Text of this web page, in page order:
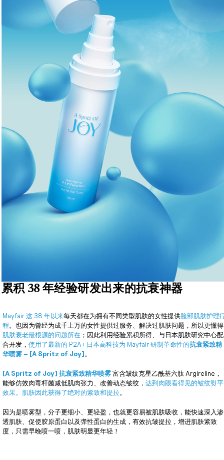
累积 38 年经验研发出来的抗衰神器
Mayfair 这 38 年以来每天都在为拥有不同类型肌肤的女性提供脸部肌肤护理
程。也因为曾经为成千上万的女性提供过服务、解决过肌肤问题，所以更懂得
肌肤衰老最根源的问题所在 ；因此利用经验累积所得、与日本肌肤研究中心配
合开发， 使用了最新的 P2A+ 日本高科技为 Mayfair 研制革命性的抗衰紧致精
华喷雾 – [A Spritz of Joy] 。
[A Spritz of Joy] 抗衰紧致精华喷雾 富含皱纹克星乙酰基六肽 Argireline，
能够仿效肉毒杆菌减低肌肉张力、改善动态皱纹， 达到肉眼看得见的皱纹熨平
效果。肌肤因此获得了绝对的紧致和提拉。
因为是喷雾型，分子更细小、更轻盈，也就更容易被肌肤吸收，能快速深入渗
透肌肤、促使胶原蛋白以及弹性蛋白的生成，有效抗皱提拉，增进肌肤紧致
度，只需早晚喷一喷，肌肤明显更年轻！